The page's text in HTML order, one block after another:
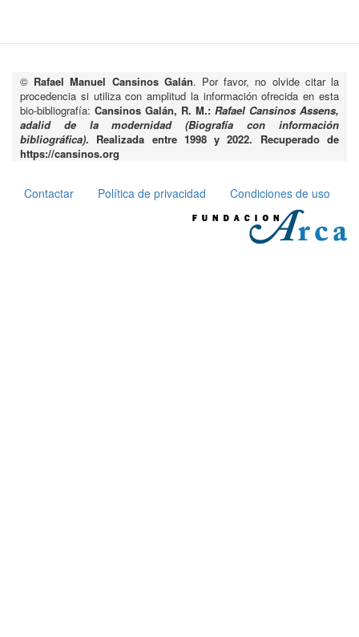
© Rafael Manuel Cansinos Galán. Por favor, no olvide citar la
procedencia si utiliza con amplitud la información ofrecida en esta
bio-bibliografía: Cansinos Galán, R. M.: Rafael Cansinos Assens,
adalid de la modernidad (Biografía con información
bibliográfica). Realizada entre 1998 y 2022. Recuperado de
https://cansinos.org
Pie
Contactar Política de privacidad Condiciones de uso